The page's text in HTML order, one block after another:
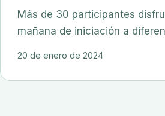
Más de 30 participantes
mañana de iniciación a
20 de enero de 2024